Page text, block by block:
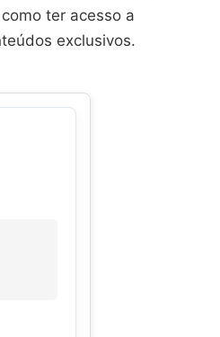
ter acesso a
exclusivos.